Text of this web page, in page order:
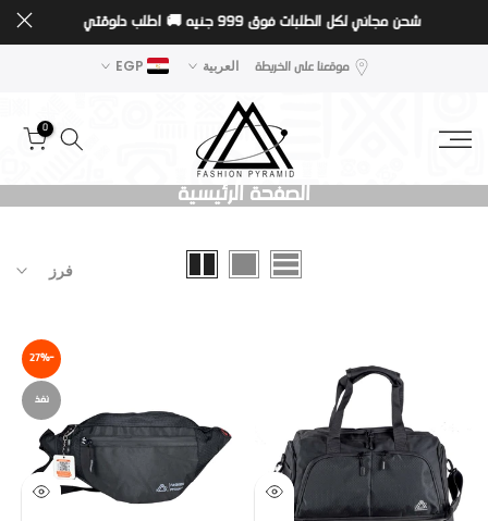
شحن مجاني لكل الطلبات فوق 999 جنيه 🚚 اطلب دلوقتي
موقعنا على الخريطة العربية EGP
0
الصفحة الرئيسية
فرز
-27%
نفذ